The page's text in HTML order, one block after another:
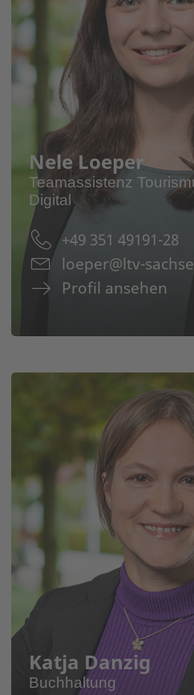
Torsten Meier
Öffentlichkeitsarbeit
Digitales Wissen
Nele Loeper
Teamassistenz
Digital
+49 351 49191-28
loeper@ltv-
Profil ansehen
Profil
Konstanze Hellbach
Katja Danzig
Buchhaltung